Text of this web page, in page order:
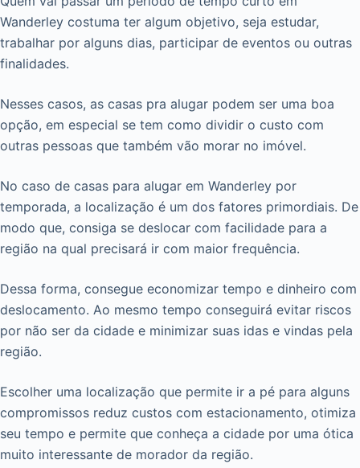
Wanderley costuma ter algum objetivo, seja estudar,
trabalhar por alguns dias, participar de eventos ou outras
finalidades.
Nesses casos, as casas pra alugar podem ser uma boa
opção, em especial se tem como dividir o custo com
outras pessoas que também vão morar no imóvel.
No caso de casas para alugar em Wanderley por
temporada, a localização é um dos fatores primordiais. De
modo que, consiga se deslocar com facilidade para a
região na qual precisará ir com maior frequência.
Dessa forma, consegue economizar tempo e dinheiro com
deslocamento. Ao mesmo tempo conseguirá evitar riscos
por não ser da cidade e minimizar suas idas e vindas pela
região.
Escolher uma localização que permite ir a pé para alguns
compromissos reduz custos com estacionamento, otimiza
seu tempo e permite que conheça a cidade por uma ótica
muito interessante de morador da região.